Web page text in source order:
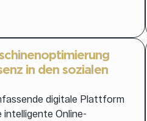
in den sozialen
digitale Plattform
intelligente Online-